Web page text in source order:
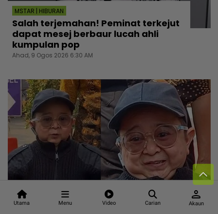
Utama Menu Video Carian
person
Akaun
MSTAR | HIBURAN
Salah terjemahan! Peminat terkejut
dapat mesej berbaur lucah ahli
kumpulan pop
Ahad, 9 Ogos 2026 6:30 AM
MSTAR | BINTANG GLOBAL